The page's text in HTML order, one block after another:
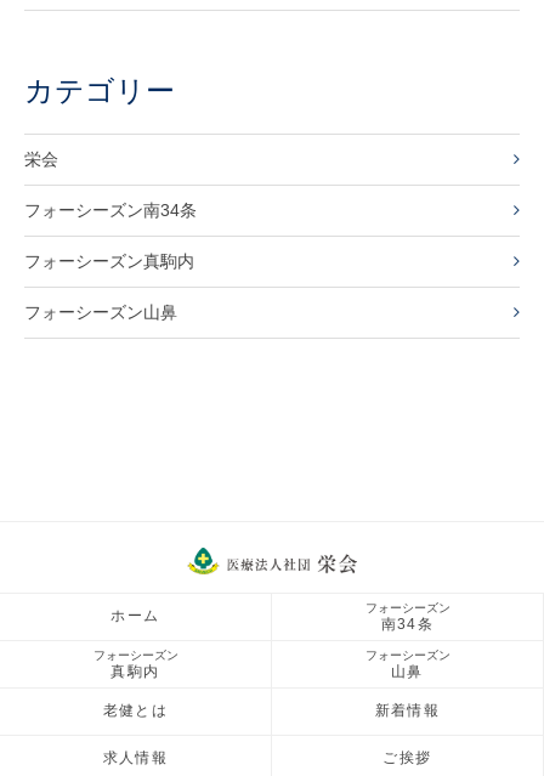
カテゴリー
栄会
フォーシーズン南34条
フォーシーズン真駒内
フォーシーズン山鼻
ホーム フォーシーズン
南34条
フォーシーズン
真駒内
フォーシーズン
山鼻
老健とは 新着情報
求人情報 ご挨拶